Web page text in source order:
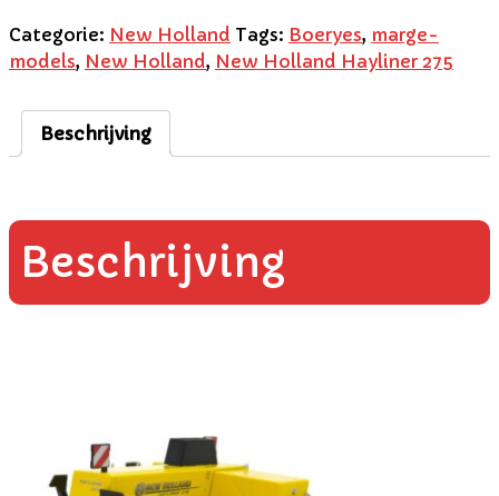
Categorie: New Holland Tags: Boeryes, marge-
models, New Holland, New Holland Hayliner 275
Beschrijving
Beschrijving